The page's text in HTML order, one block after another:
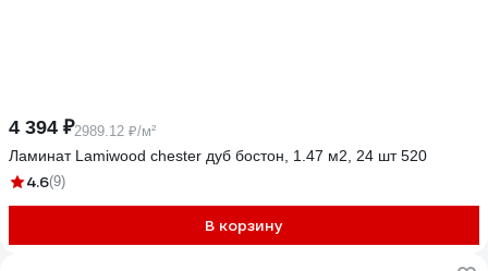
4 394 ₽2989.12 ₽/м²
Ламинат Lamiwood chester дуб бостон, 1.47 м2, 24 шт 520
4.6(9)
В корзину